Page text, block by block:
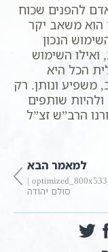
להפנים שכוח
הוא משאב יקר
הנכון
ואילו השימוש
הכל היא
משפיע ונותן. רק
שותפים
הרב”ש זצ”ל
למאמר הבא
6942_optimized_800x533 |
סולם יהודה